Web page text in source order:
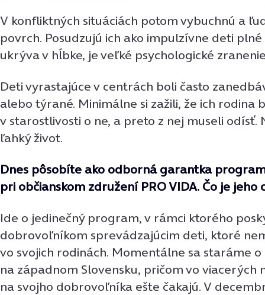
V konfliktných situáciách potom vybuchnú a
povrch. Posudzujú ich ako impulzívne deti
ukrýva v hĺbke, je veľké psychologické
Deti vyrastajúce v centrách boli často
alebo týrané. Minimálne si zažili, že ich rodina
v starostlivosti o ne, a preto z nej museli odísť.
ľahký život.
Dnes pôsobíte ako odborná garantka
pri občianskom združení PRO VIDA. Čo je jeho
Ide o jedinečný program, v rámci ktorého
dobrovoľníkom sprevádzajúcim deti, ktoré
vo svojich rodinách. Momentálne sa staráme o
na západnom Slovensku, pričom vo viacerých
na svojho dobrovoľníka ešte čakajú. V